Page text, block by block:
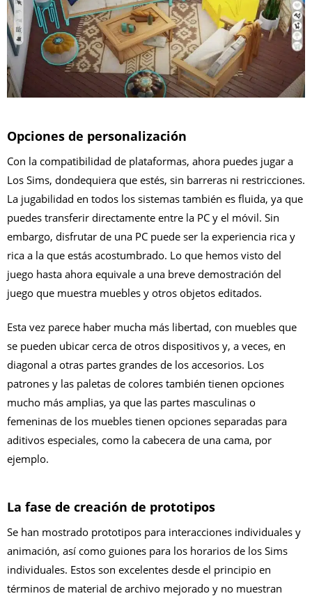
Opciones de personalización
Con la compatibilidad de plataformas, ahora puedes jugar a
Los Sims, dondequiera que estés, sin barreras ni restricciones.
La jugabilidad en todos los sistemas también es fluida, ya que
puedes transferir directamente entre la PC y el móvil. Sin
embargo, disfrutar de una PC puede ser la experiencia rica y
rica a la que estás acostumbrado. Lo que hemos visto del
juego hasta ahora equivale a una breve demostración del
juego que muestra muebles y otros objetos editados.
Esta vez parece haber mucha más libertad, con muebles que
se pueden ubicar cerca de otros dispositivos y, a veces, en
diagonal a otras partes grandes de los accesorios. Los
patrones y las paletas de colores también tienen opciones
mucho más amplias, ya que las partes masculinas o
femeninas de los muebles tienen opciones separadas para
aditivos especiales, como la cabecera de una cama, por
ejemplo.
La fase de creación de prototipos
Se han mostrado prototipos para interacciones individuales y
animación, así como guiones para los horarios de los Sims
individuales. Estos son excelentes desde el principio en
términos de material de archivo mejorado y no muestran